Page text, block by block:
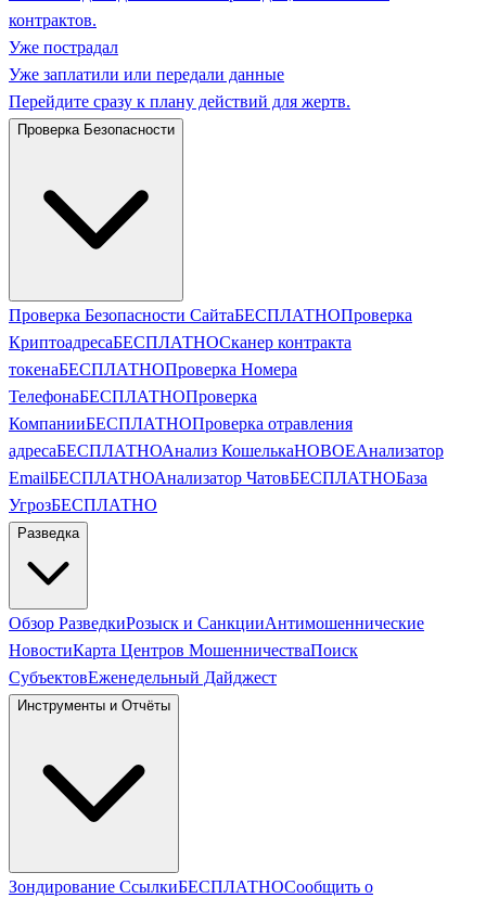
контрактов.
Уже пострадал
Уже заплатили или передали данные
Перейдите сразу к плану действий для жертв.
Проверка Безопасности
Проверка Безопасности СайтаБЕСПЛАТНОПроверка
КриптоадресаБЕСПЛАТНОСканер контракта
токенаБЕСПЛАТНОПроверка Номера
ТелефонаБЕСПЛАТНОПроверка
КомпанииБЕСПЛАТНОПроверка отравления
адресаБЕСПЛАТНОАнализ КошелькаНОВОЕАнализатор
EmailБЕСПЛАТНОАнализатор ЧатовБЕСПЛАТНОБаза
УгрозБЕСПЛАТНО
Разведка
Обзор РазведкиРозыск и СанкцииАнтимошеннические
НовостиКарта Центров МошенничестваПоиск
СубъектовЕженедельный Дайджест
Инструменты и Отчёты
Зондирование СсылкиБЕСПЛАТНОСообщить о